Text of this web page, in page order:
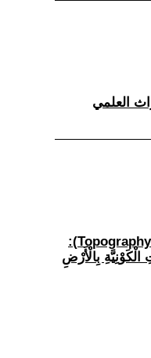
(66) عِلْمُ فَلَكِ الْأَمَاكِنِ (Topography-Astrology):
بِالْأَرْضِ